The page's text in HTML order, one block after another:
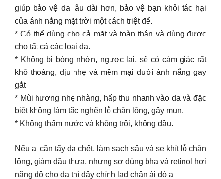
giúp bảo vệ da lâu dài hơn, bảo vệ bạn khỏi tác hại
của ánh nắng mặt trời một cách triệt để.
* Có thể dùng cho cả mặt và toàn thân và dùng được
cho tất cả các loại da.
* Không bị bóng nhờn, ngược lại, sẽ có cảm giác rất
khô thoáng, dịu nhẹ và mềm mại dưới ánh nắng gay
gắt
* Mùi hương nhẹ nhàng, hấp thu nhanh vào da và đặc
biệt không làm tắc nghẽn lỗ chân lông, gây mụn.
* Không thấm nước và không trôi, không dầu.
Nếu ai cần tẩy da chết, làm sạch sâu và se khít lỗ chân
lông, giảm dầu thưa, nhưng sợ dùng bha và retinol hơi
nặng đô cho da thì đây chính lad chân ái đó ạ